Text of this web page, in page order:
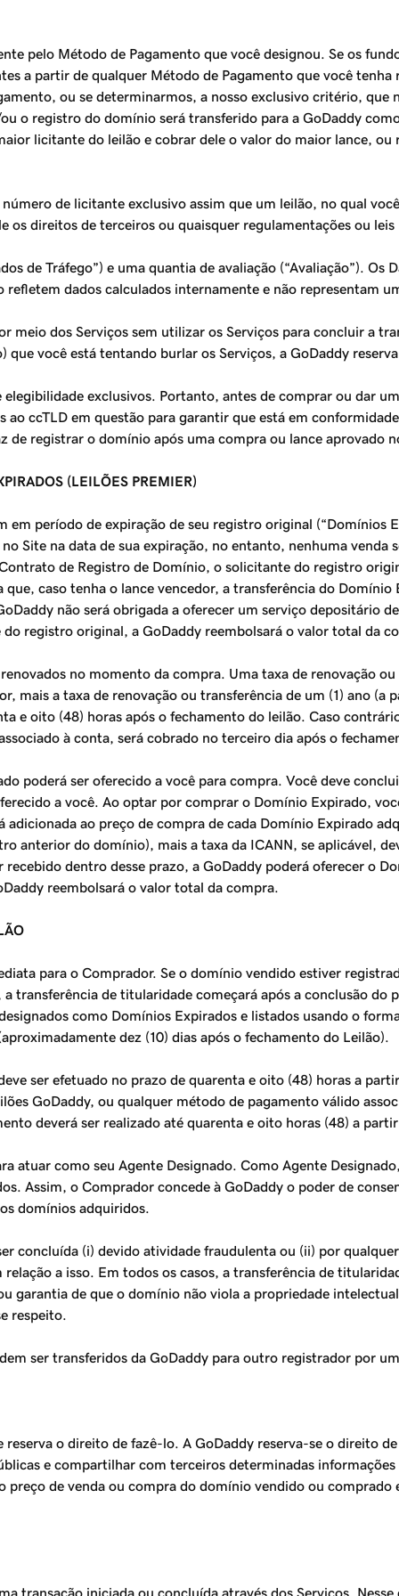
pelo Método de Pagamento que você designou. Se os
a partir de qualquer Método de Pagamento que você
ou se determinarmos, a nosso exclusivo critério, que
o registro do domínio será transferido para a GoDaddy
licitante do leilão e cobrar dele o valor do maior lance,
de licitante exclusivo assim que um leilão, no qual
os direitos de terceiros ou quaisquer regulamentações ou leis
de Tráfego”) e uma quantia de avaliação (“Avaliação”). Os
refletem dados calculados internamente e não representam
dos Serviços sem utilizar os Serviços para concluir a
você está tentando burlar os Serviços, a GoDaddy
exclusivos. Portanto, antes de comprar ou dar
ccTLD em questão para garantir que está em
de registrar o domínio após uma compra ou lance aprovado
(LEILÕES PREMIER)
período de expiração de seu registro original (“Domínios
Site na data de sua expiração, no entanto, nenhuma venda
de Registro de Domínio, o solicitante do registro
caso tenha o lance vencedor, a transferência do
não será obrigada a oferecer um serviço depositário
registro original, a GoDaddy reembolsará o valor total da
no momento da compra. Uma taxa de renovação
mais a taxa de renovação ou transferência de um (1) ano
e oito (48) horas após o fechamento do leilão. Caso
à conta, será cobrado no terceiro dia após o
poderá ser oferecido a você para compra. Você deve
a você. Ao optar por comprar o Domínio Expirado,
ao preço de compra de cada Domínio Expirado
anterior do domínio), mais a taxa da ICANN, se aplicável,
dentro desse prazo, a GoDaddy poderá oferecer o
reembolsará o valor total da compra.
para o Comprador. Se o domínio vendido estiver
transferência de titularidade começará após a conclusão
como Domínios Expirados e listados usando o
dez (10) dias após o fechamento do Leilão).
ser efetuado no prazo de quarenta e oito (48) horas a
GoDaddy, ou qualquer método de pagamento válido
deverá ser realizado até quarenta e oito horas (48) a
atuar como seu Agente Designado. Como Agente
Assim, o Comprador concede à GoDaddy o poder de
domínios adquiridos.
concluída (i) devido atividade fraudulenta ou (ii) por
a isso. Em todos os casos, a transferência de
garantia de que o domínio não viola a propriedade
respeito.
ser transferidos da GoDaddy para outro registrador por
o direito de fazê-lo. A GoDaddy reserva-se o direito
e compartilhar com terceiros determinadas
de venda ou compra do domínio vendido ou comprado
transação iniciada ou concluída através dos Serviços.